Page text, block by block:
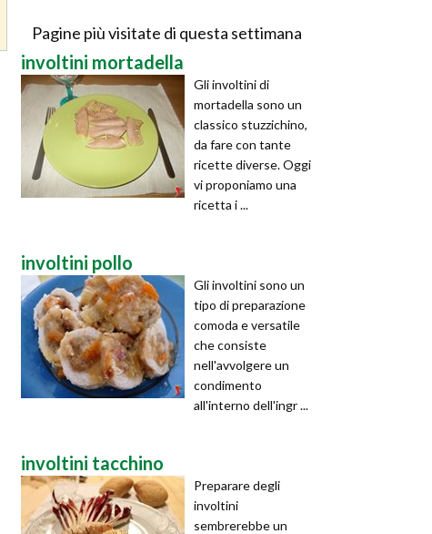
Pagine più visitate di questa settimana
involtini mortadella
Gli involtini di
mortadella sono un
classico stuzzichino,
da fare con tante
ricette diverse. Oggi
vi proponiamo una
ricetta i ...
involtini pollo
Gli involtini sono un
tipo di preparazione
comoda e versatile
che consiste
nell'avvolgere un
condimento
all'interno dell'ingr ...
involtini tacchino
Preparare degli
involtini
sembrerebbe un